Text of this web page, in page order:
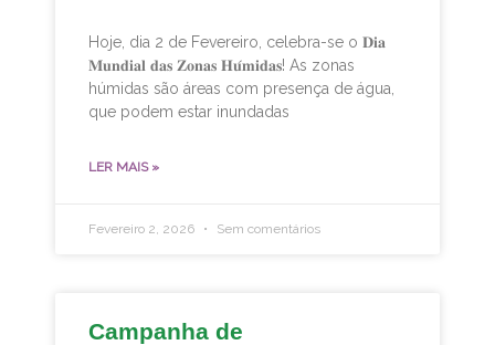
Hoje, dia 2 de Fevereiro, celebra-se o 𝐃𝐢𝐚
𝐌𝐮𝐧𝐝𝐢𝐚𝐥 𝐝𝐚𝐬 𝐙𝐨𝐧𝐚𝐬 𝐇𝐮́𝐦𝐢𝐝𝐚𝐬! As zonas
húmidas são áreas com presença de água,
que podem estar inundadas
LER MAIS »
Fevereiro 2, 2026 Sem comentários
Campanha de